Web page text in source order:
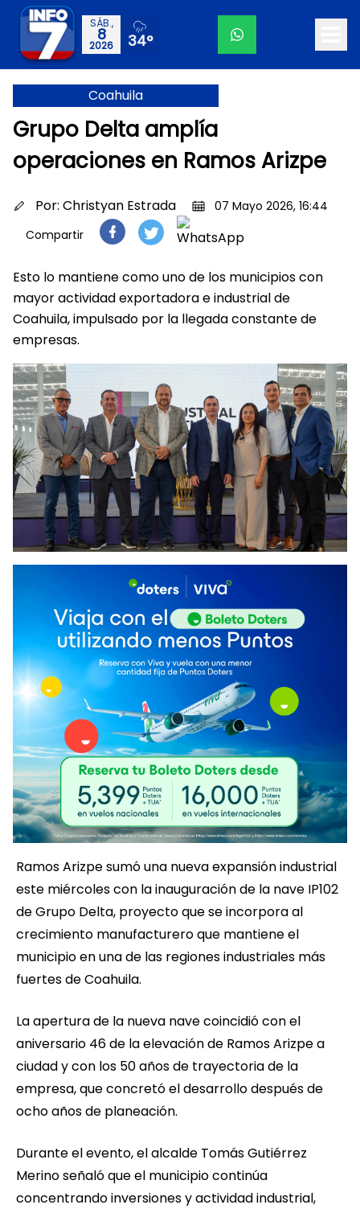
SÁB.,
8
2026 34°
Coahuila
Grupo Delta amplía
operaciones en Ramos Arizpe
Por: Christyan Estrada
07 Mayo 2026, 16:44
Compartir
Esto lo mantiene como uno de los municipios con
mayor actividad exportadora e industrial de
Coahuila, impulsado por la llegada constante de
empresas.
Ramos Arizpe sumó una nueva expansión industrial
este miércoles con la inauguración de la nave IP102
de Grupo Delta, proyecto que se incorpora al
crecimiento manufacturero que mantiene el
municipio en una de las regiones industriales más
fuertes de Coahuila.
La apertura de la nueva nave coincidió con el
aniversario 46 de la elevación de Ramos Arizpe a
ciudad y con los 50 años de trayectoria de la
empresa, que concretó el desarrollo después de
ocho años de planeación.
Durante el evento, el alcalde Tomás Gutiérrez
Merino señaló que el municipio continúa
concentrando inversiones y actividad industrial,